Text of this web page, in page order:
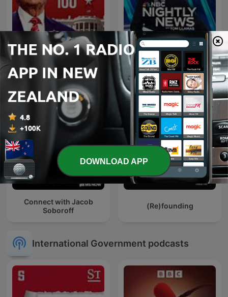
TRUMP100
NBC Nightly News with
Tom Llamas
Connect with Jacob
Soboroff
(Re)founding
International Government podcasts
DOWNLOAD APP